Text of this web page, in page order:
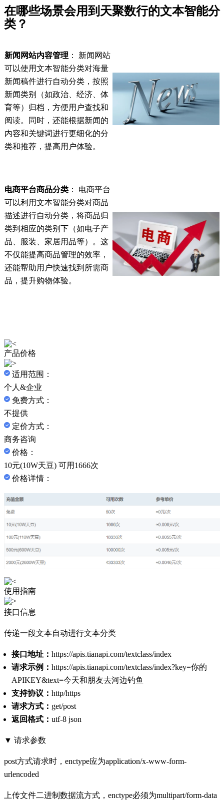
在哪些场景会用到天聚数行的文本智能分
类？
新闻网站内容管理 ： 新闻网站
可以使用文本智能分类对海量
新闻稿件进行自动分类，按照
新闻类别（如政治、经济、体
育等）归档，方便用户查找和
阅读。同时，还能根据新闻的
内容和关键词进行更细化的分
类和推荐，提高用户体验。
电商平台商品分类 ： 电商平台
可以利用文本智能分类对商品
描述进行自动分类，将商品归
类到相应的类别下（如电子产
品、服装、家居用品等）。这
不仅能提高商品管理的效率，
还能帮助用户快速找到所需商
品，提升购物体验。
产品价格
适用范围：
个人&企业
免费方式：
不提供
定价方式：
商务咨询
价格：
10元(10W天豆) 可用1666次
价格详情：
使用指南
接口信息
传递一段文本自动进行文本分类
接口地址： https://apis.tianapi.com/textclass/index
请求示例： https://apis.tianapi.com/textclass/index?key=你的
APIKEY&text=今天和朋友去河边钓鱼
支持协议： http/https
请求方式： get/post
返回格式： utf-8 json
▼ 请求参数
post方式请求时，enctype应为application/x-www-form-
urlencoded
上传文件二进制数据流方式，enctype必须为multipart/form-data